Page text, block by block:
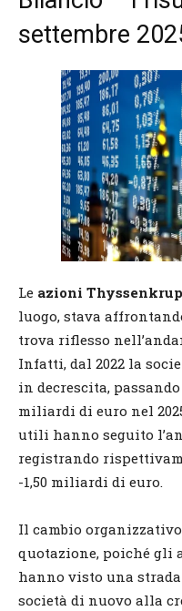
settembre
Le azioni
luogo, stava
trova riflesso
Infatti, dal 2022 la
in decrescita,
miliardi di euro nel
utili hanno seguito
registrando
-1,50 miliardi di euro.
Il cambio
quotazione, poiché
hanno visto una
società di nuovo alla